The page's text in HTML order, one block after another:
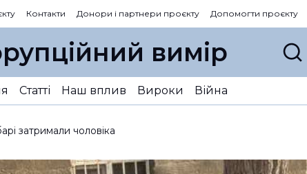
Контакти Донори і партнери проєкту Допомогти проєкту
вимір
Статті Наш вплив Вироки Війна
затримали чоловіка